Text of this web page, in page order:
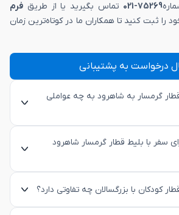
75269-021 تماس بگیرید یا از طریق فرم
را ثبت کنید تا همکاران ما در کوتاه‌ترین زمان
درخواست به پشتیبانی
گرمسار به شاهرود به چه عواملی
سفر با بلیط قطار گرمسار شاهرود
کودکان با بزرگسالان چه تفاوتی دارد؟